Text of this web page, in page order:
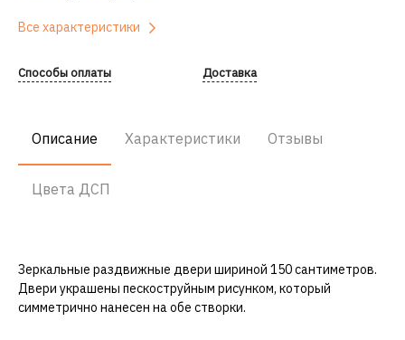
Все характеристики
Способы оплаты Доставка
Описание Характеристики Отзывы
Цвета ДСП
Зеркальные раздвижные двери шириной 150 сантиметров.
Двери украшены пескоструйным рисунком, который
симметрично нанесен на обе створки.